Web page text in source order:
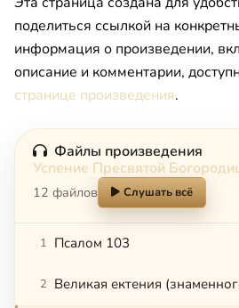
поделиться ссылкой на
информация о произведении,
описание и комментарии,
странице произведения.
Файлы произведения
Успение Пресвятой
12 файлов Слушать всё
1 Псалом 103
2